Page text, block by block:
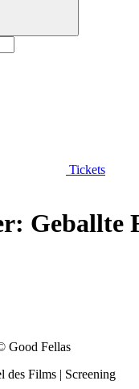
Tickets
Geballte
Good Fellas
des Films | Screening